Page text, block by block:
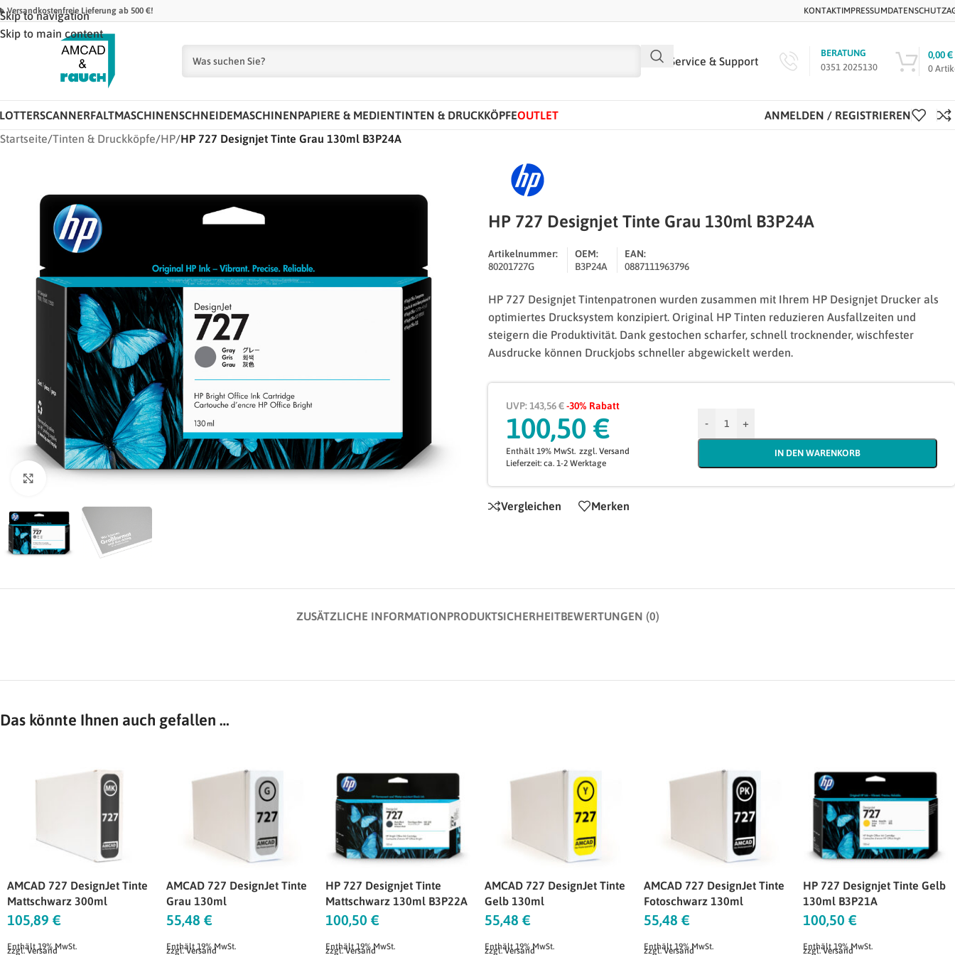
Skip to navigation
Skip to main content
Lieferung ab 500 €! KONTAKTIMPRESSUMDATENSCHUTZ
Service & Support
BERATUNG
0351 2025130
0
0,00€
SCANNERFALTMASCHINENSCHNEIDEMASCHINENPAPIERE & MEDIENTINTEN & DRUCKKÖPFEOUTLET
ANMELDEN / REGISTRIEREN
Startseite/Tinten & Druckköpfe/HP/HP 727 Designjet Tinte Grau 130ml B3P24A
Zum Vergrößern klicken
HP 727 Designjet Tinte Grau 130ml B3P24A
Artikelnummer:
80201727G
OEM:
B3P24A
EAN:
0887111963796
HP 727 Designjet Tintenpatronen wurden zusammen mit Ihrem HP Designjet Drucker als
optimiertes Drucksystem konzipiert. Original HP Tinten reduzieren Ausfallzeiten und
steigern die Produktivität. Dank gestochen scharfer, schnell trocknender, wischfester
Ausdrucke können Druckjobs schneller abgewickelt werden.
UVP: 143,56 €-30% Rabatt
100,50 €
Enthält 19% MwSt. zzgl. Versand
Lieferzeit: ca. 1-2 Werktage
- +
IN DEN WARENKORB
Vergleichen Merken
ZUSÄTZLICHE INFORMATIONPRODUKTSICHERHEITBEWERTUNGEN (0)
Das könnte Ihnen auch gefallen …
AMCAD 727 DesignJet Tinte
Mattschwarz 300ml
105,89 €
Enthält 19% MwSt.
zzgl.Versand
AMCAD 727 DesignJet Tinte
Grau 130ml
55,48 €
Enthält 19% MwSt.
zzgl.Versand
HP 727 Designjet Tinte
Mattschwarz 130ml B3P22A
100,50 €
Enthält 19% MwSt.
zzgl.Versand
AMCAD 727 DesignJet Tinte
Gelb 130ml
55,48 €
Enthält 19% MwSt.
zzgl.Versand
AMCAD 727 DesignJet Tinte
Fotoschwarz 130ml
55,48 €
Enthält 19% MwSt.
zzgl.Versand
HP 727 Designjet Tinte Gelb
130ml B3P21A
100,50 €
Enthält 19% MwSt.
zzgl.Versand